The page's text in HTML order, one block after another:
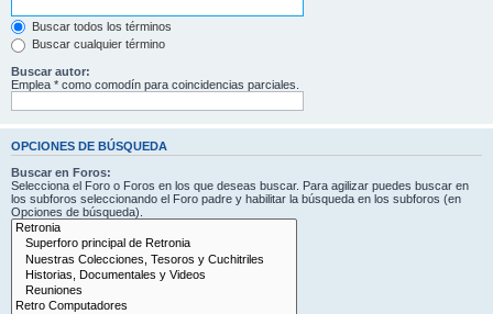
Buscar todos los términos
Buscar cualquier término
Buscar autor:
Emplea * como comodín para coincidencias parciales.
OPCIONES DE BÚSQUEDA
Buscar en Foros:
Selecciona el Foro o Foros en los que deseas buscar. Para agilizar puedes buscar en
los subforos seleccionando el Foro padre y habilitar la búsqueda en los subforos (en
Opciones de búsqueda).